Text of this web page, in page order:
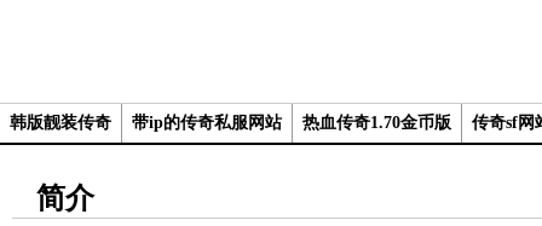
韩版靓装传奇 带ip的传奇私服网站 热血传奇1.70金币版 传奇sf网
简介